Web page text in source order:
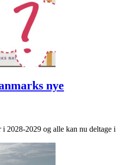
nye
2028-2029 og alle kan nu deltage i